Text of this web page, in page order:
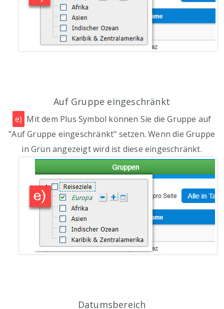
Auf Gruppe eingeschränkt
e) Mit dem Plus Symbol können Sie die Gruppe auf
"Auf Gruppe eingeschränkt" setzen. Wenn die Gruppe
in Grün angezeigt wird ist diese eingeschränkt.
Datumsbereich